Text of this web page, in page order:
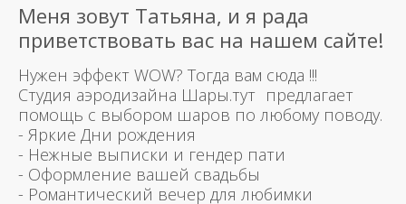
Меня зовут Татьяна, и я рада
приветствовать вас на нашем сайте!
Нужен эффект WOW? Тогда вам сюда !!!
Студия аэродизайна Шары.тут предлагает
помощь с выбором шаров по любому поводу.
- Яркие Дни рождения
- Нежные выписки и гендер пати
- Оформление вашей свадьбы
- Романтический вечер для любимки